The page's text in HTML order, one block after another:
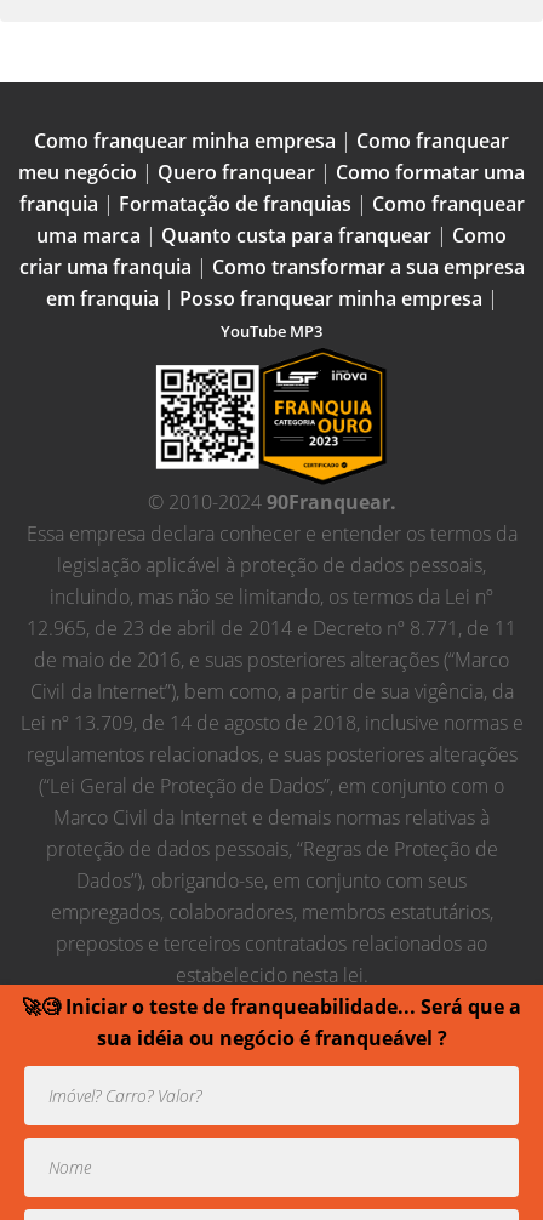
🚀🧐 Iniciar o teste de franqueabilidade... Será que a
sua idéia ou negócio é franqueável ?
Como franquear minha empresa | Como franquear
meu negócio | Quero franquear | Como formatar uma
franquia | Formatação de franquias | Como franquear
uma marca | Quanto custa para franquear | Como
criar uma franquia | Como transformar a sua empresa
em franquia | Posso franquear minha empresa |
YouTube MP3
© 2010-202490Franquear.
Essa empresa declara conhecer e entender os termos da
legislação aplicável à proteção de dados pessoais,
incluindo, mas não se limitando, os termos da Lei nº
12.965, de 23 de abril de 2014 e Decreto nº 8.771, de 11
de maio de 2016, e suas posteriores alterações (“Marco
Civil da Internet”), bem como, a partir de sua vigência, da
Lei nº 13.709, de 14 de agosto de 2018, inclusive normas e
regulamentos relacionados, e suas posteriores alterações
(“Lei Geral de Proteção de Dados”, em conjunto com o
Marco Civil da Internet e demais normas relativas à
proteção de dados pessoais, “Regras de Proteção de
Dados”), obrigando-se, em conjunto com seus
empregados, colaboradores, membros estatutários,
prepostos e terceiros contratados relacionados ao
estabelecido nesta lei.
Usamos cookies para prover uma experiência melhor de
navegação.
Todos direitos reservados contra cópias ou reproduções
parciais de contéudo.